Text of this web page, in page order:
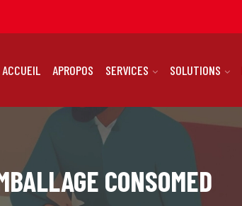
ACCUEIL APROPOS SERVICES SOLUTIONS
CONSOMED